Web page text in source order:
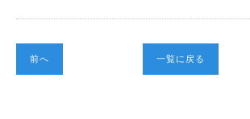
一覧に戻る
前へ